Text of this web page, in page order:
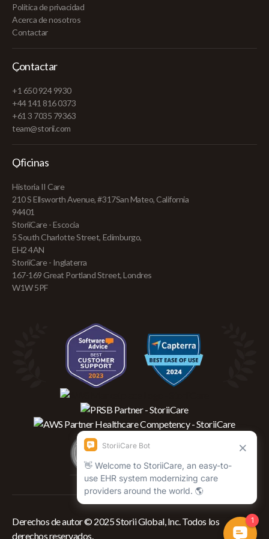
Política de privacidad
Acerca de nosotros
Contactar
Contactar
+1 650 924 9930
+44 141 816 0373
+61 3 7035 79363
team@storii.com
Oficinas
Historia II Care
210 S Ellsworth Avenue, #317San Mateo, California
94401
StoriiCare - Escocia
5 South Charlotte Street, Edimburgo,
EH2 4AN
StoriiCare - Inglaterra
167-169 Great Portland Street, Londres
W1W 5PF
Derechos de autor © 2025 Storii Global, Inc. Todos los
derechos reservados.